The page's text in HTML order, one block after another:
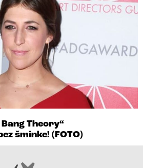
Theory“
šminke! (FOTO)